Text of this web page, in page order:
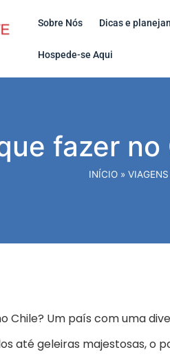
Sobre Nós Dicas e
Hospede-se Aqui
fazer
INÍCIO»
Chile? Um país com uma
até geleiras majestosas, o